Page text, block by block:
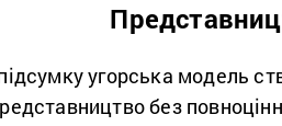
угорська модель
без